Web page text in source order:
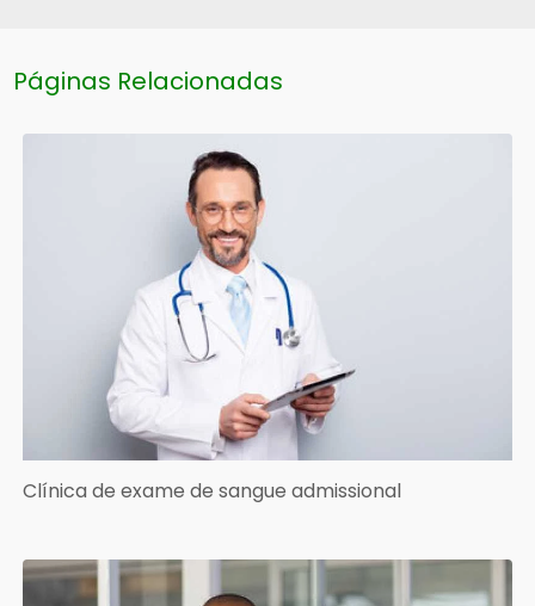
Páginas Relacionadas
Clínica de exame de sangue admissional